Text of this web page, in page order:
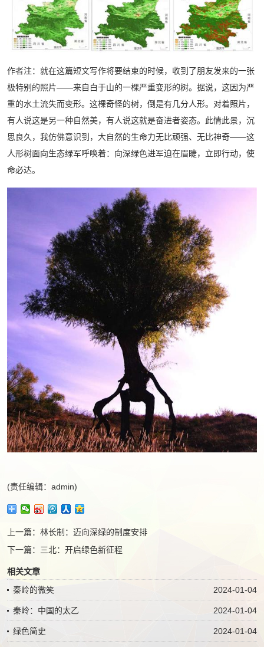
作者注：就在这篇短文写作将要结束的时候，收到了朋友发来的一张
极特别的照片——来自白于山的一棵严重变形的树。据说，这因为严
重的水土流失而变形。这棵奇怪的树，倒是有几分人形。对着照片，
有人说这是另一种自然美，有人说这就是奋进者姿态。此情此景，沉
思良久，我仿佛意识到，大自然的生命力无比顽强、无比神奇——这
人形树面向生态绿军呼唤着：向深绿色进军迫在眉睫，立即行动，使
命必达。
(责任编辑：admin)
上一篇： 林长制：迈向深绿的制度安排
下一篇： 三北：开启绿色新征程
相关文章
2024-01-04
秦岭的微笑
2024-01-04
秦岭：中国的太乙
2024-01-04
绿色简史